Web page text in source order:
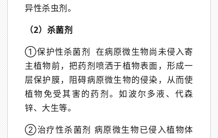
异性杀虫剂。
（2）杀菌剂
①保护性杀菌剂 在病原微生物尚未侵入寄
主植物前，把药剂喷洒于植物表面，形成一
层保护膜，阻碍病原微生物的侵染，从而使
植物免受其害的药剂。如波尔多液、代森
锌、大生等。
②治疗性杀菌剂 病原微生物已侵入植物体